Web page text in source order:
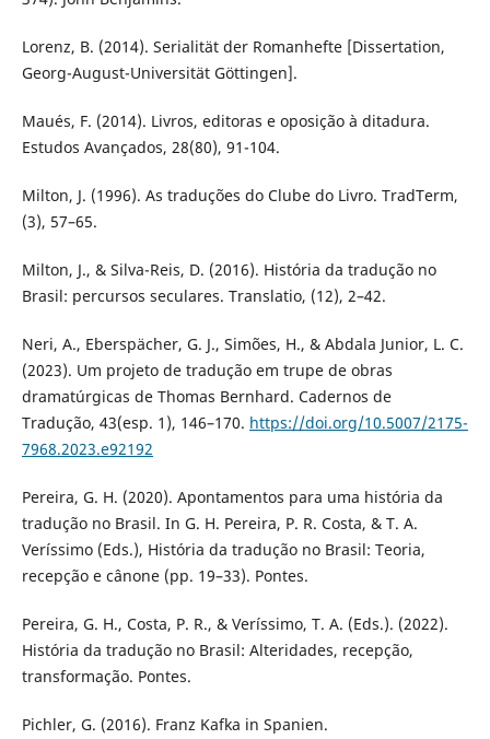
Lorenz, B. (2014). Serialität der Romanhefte [Dissertation,
Georg-August-Universität Göttingen].
Maués, F. (2014). Livros, editoras e oposição à ditadura.
Estudos Avançados, 28(80), 91-104.
Milton, J. (1996). As traduções do Clube do Livro. TradTerm,
(3), 57–65.
Milton, J., & Silva-Reis, D. (2016). História da tradução no
Brasil: percursos seculares. Translatio, (12), 2–42.
Neri, A., Eberspächer, G. J., Simões, H., & Abdala Junior, L. C.
(2023). Um projeto de tradução em trupe de obras
dramatúrgicas de Thomas Bernhard. Cadernos de
Tradução, 43(esp. 1), 146–170. https://doi.org/10.5007/2175-
7968.2023.e92192
Pereira, G. H. (2020). Apontamentos para uma história da
tradução no Brasil. In G. H. Pereira, P. R. Costa, & T. A.
Veríssimo (Eds.), História da tradução no Brasil: Teoria,
recepção e cânone (pp. 19–33). Pontes.
Pereira, G. H., Costa, P. R., & Veríssimo, T. A. (Eds.). (2022).
História da tradução no Brasil: Alteridades, recepção,
transformação. Pontes.
Pichler, G. (2016). Franz Kafka in Spanien.